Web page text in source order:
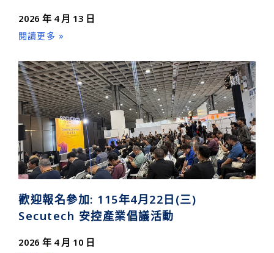
2026 年 4 月 13 日
閱讀更多 »
歡迎報名參加: 115年4月22日(三)
Secutech 安控產業倡議活動
2026 年 4 月 10 日